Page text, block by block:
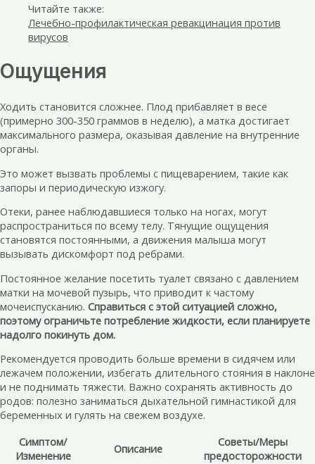
Читайте также:
Лечебно-профилактическая ревакцинация против
вирусов
Ощущения
Ходить становится сложнее. Плод прибавляет в весе
(примерно 300-350 граммов в неделю), а матка достигает
максимального размера, оказывая давление на внутренние
органы.
Это может вызвать проблемы с пищеварением, такие как
запоры и периодическую изжогу.
Отеки, ранее наблюдавшиеся только на ногах, могут
распространиться по всему телу. Тянущие ощущения
становятся постоянными, а движения малыша могут
вызывать дискомфорт под ребрами.
Постоянное желание посетить туалет связано с давлением
матки на мочевой пузырь, что приводит к частому
мочеиспусканию. Справиться с этой ситуацией сложно,
поэтому ограничьте потребление жидкости, если планируете
надолго покинуть дом.
Рекомендуется проводить больше времени в сидячем или
лежачем положении, избегать длительного стояния в наклоне
и не поднимать тяжести. Важно сохранять активность до
родов: полезно заниматься дыхательной гимнастикой для
беременных и гулять на свежем воздухе.
Симптом/
Изменение
Описание
Советы/Меры
предосторожности